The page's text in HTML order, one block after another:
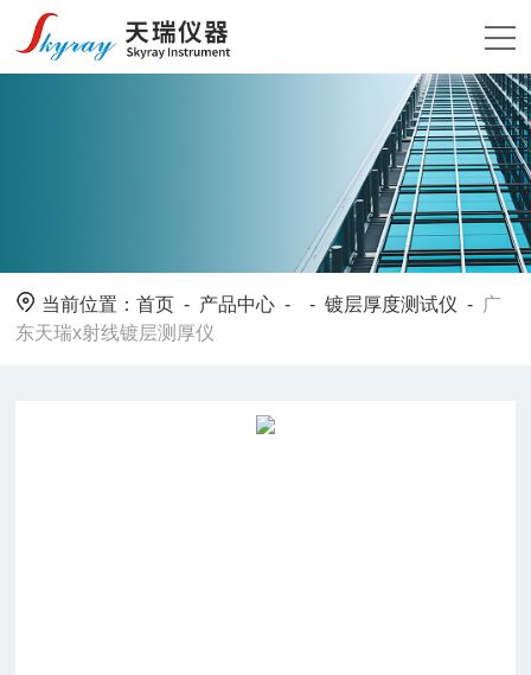
当前位置：首页 - 产品中心 - -镀层厚度测试仪 - 广
东天瑞x射线镀层测厚仪